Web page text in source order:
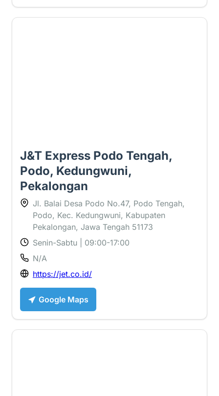
J&T Express Podo Tengah,
Podo, Kedungwuni,
Pekalongan
Jl. Balai Desa Podo No.47, Podo Tengah,
Podo, Kec. Kedungwuni, Kabupaten
Pekalongan, Jawa Tengah 51173
Senin-Sabtu | 09:00-17:00
N/A
https://jet.co.id/
Google Maps